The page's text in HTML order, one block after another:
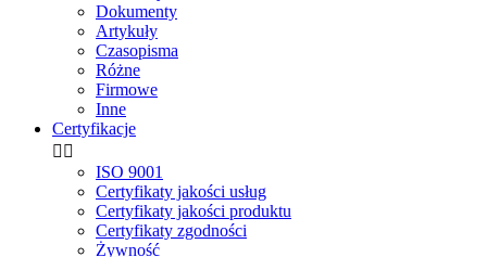
Dokumenty
Artykuły
Czasopisma
Różne
Firmowe
Inne
Certyfikacje
 
ISO 9001
Certyfikaty jakości usług
Certyfikaty jakości produktu
Certyfikaty zgodności
Żywność